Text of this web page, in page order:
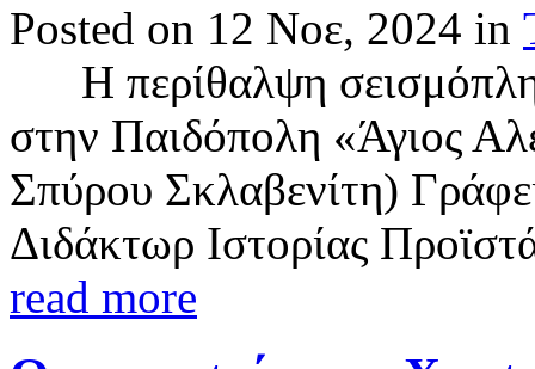
Posted on 12 Νοε, 2024 in
Η περίθαλψη
στην Παιδόπολη «Άγιος
Σπύρου Σκλαβενίτη)
Διδάκτωρ Ιστορίας
read more